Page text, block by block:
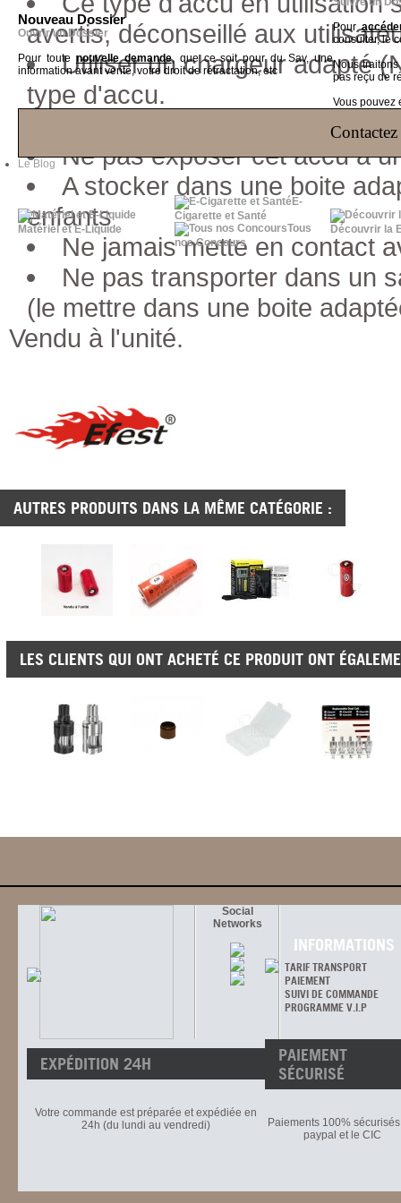
Nouveau Dossier
Ouvrir un Dossier
Pour toute nouvelle demande, que ce soit pour du Sav, une
information avant vente, votre droit de rétractation, etc
Pour
consulter, le
Nous
pas reçu de
Vous pouvez
Le Blog
Matériel et E-Liquide
E-
Cigarette et Santé
Tous
nos Concours
Découvrir la
avertis, déconseillé aux
Utiliser un chargeur adapté
type d'accu.
Ne pas charger un accu
Ne pas exposer cet accu à
A stocker dans une boite
enfants
Ne jamais mette en contact
Ne pas transporter dans un
(le mettre dans une boite
Vendu à l'unité.
AUTRES PRODUITS DANS LA MÊME CATÉGORIE :
LES CLIENTS QUI ONT ACHETÉ CE PRODUIT ONT
Social
Networks
INFORMATIONS
TARIF TRANSPORT
PAIEMENT
SUIVI DE COMMANDE
PROGRAMME V.I.P
EXPÉDITION 24H
Votre commande est préparée et expédiée en
24h (du lundi au vendredi)
PAIEMENT
SÉCURISÉ
Paiements 100%
paypal et le CIC